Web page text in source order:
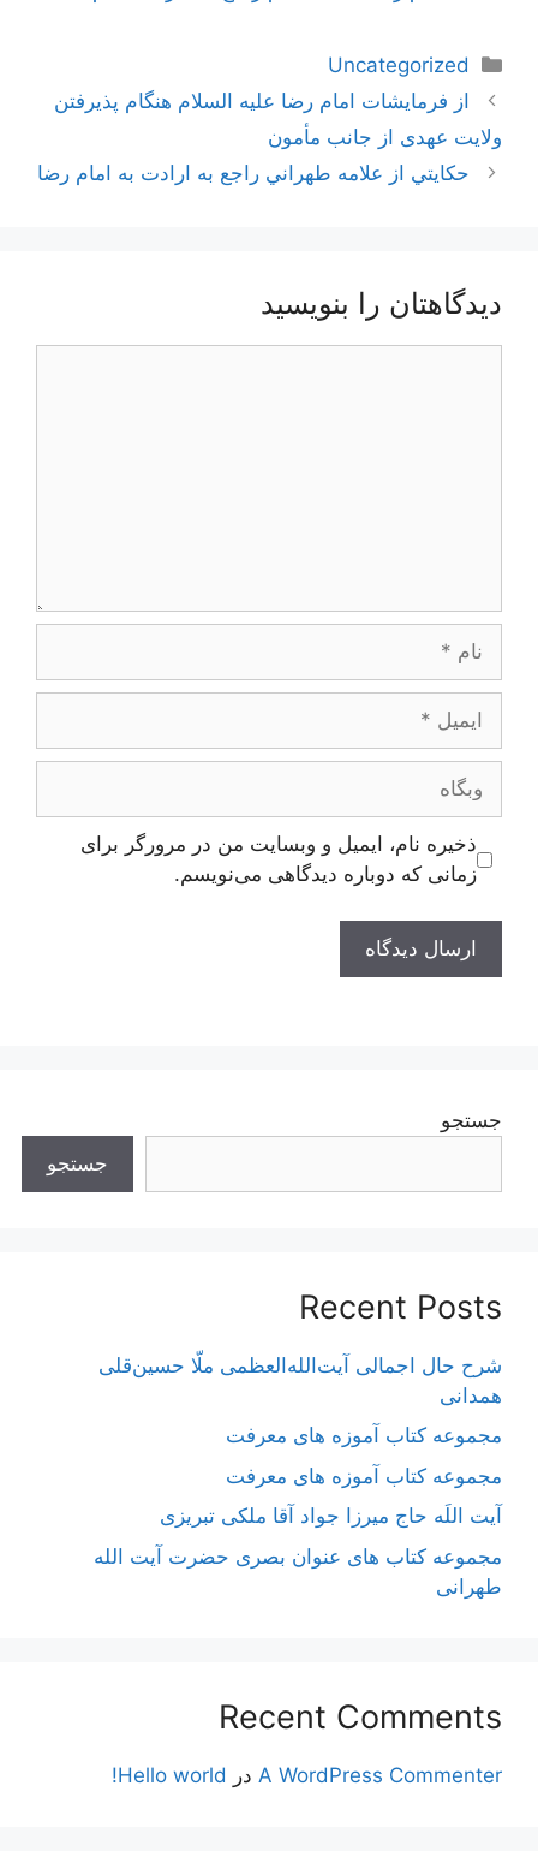
دسته‌ها
Uncategorized
ناوبری
نوشته‌ها
از فرمایشات امام رضا علیه السلام هنگام پذیرفتن
ولایت عهدی از جانب مأمون
حكايتي از علامه طهراني راجع به ارادت به امام رضا
دیدگاهتان را بنویسید
ایمیل
وبگاه
ذخیره نام، ایمیل و وبسایت من در مرورگر برای
زمانی که دوباره دیدگاهی می‌نویسم.
جستجو
جستجو
Recent Posts
شرح حال اجمالی آیت‌الله‌العظمی ملّا حسین‌قلی
همدانی
مجموعه کتاب آموزه های معرفت
مجموعه کتاب آموزه های معرفت
آیت اللَه حاج میرزا جواد آقا ملکی تبریزی
مجموعه کتاب های عنوان بصری حضرت آیت الله
طهرانی
Recent Comments
A WordPress Commenter در Hello world!